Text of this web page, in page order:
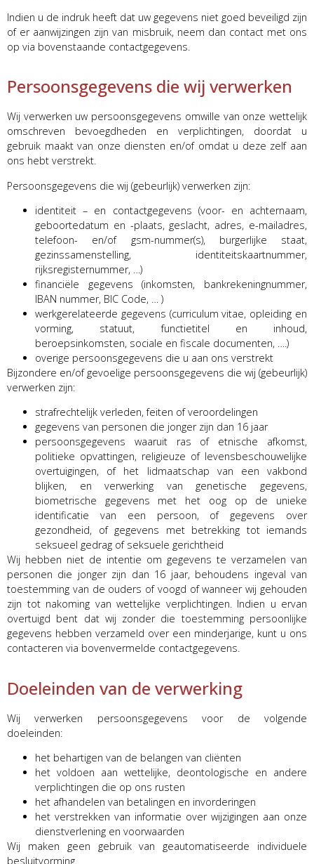
Indien u de indruk heeft dat uw gegevens niet goed beveiligd zijn
of er aanwijzingen zijn van misbruik, neem dan contact met ons
op via bovenstaande contactgegevens.
Persoonsgegevens die wij verwerken
Wij verwerken uw persoonsgegevens omwille van onze wettelijk
omschreven bevoegdheden en verplichtingen, doordat u
gebruik maakt van onze diensten en/of omdat u deze zelf aan
ons hebt verstrekt.
Persoonsgegevens die wij (gebeurlijk) verwerken zijn:
identiteit – en contactgegevens (voor- en achternaam,
geboortedatum en -plaats, geslacht, adres, e-mailadres,
telefoon- en/of gsm-nummer(s), burgerlijke staat,
gezinssamenstelling, identiteitskaartnummer,
rijksregisternummer, …)
financiële gegevens (inkomsten, bankrekeningnummer,
IBAN nummer, BIC Code, … )
werkgerelateerde gegevens (curriculum vitae, opleiding en
vorming, statuut, functietitel en inhoud,
beroepsinkomsten, sociale en fiscale documenten, ….)
overige persoonsgegevens die u aan ons verstrekt
Bijzondere en/of gevoelige persoonsgegevens die wij (gebeurlijk)
verwerken zijn:
strafrechtelijk verleden, feiten of veroordelingen
gegevens van personen die jonger zijn dan 16 jaar
persoonsgegevens waaruit ras of etnische afkomst,
politieke opvattingen, religieuze of levensbeschouwelijke
overtuigingen, of het lidmaatschap van een vakbond
blijken, en verwerking van genetische gegevens,
biometrische gegevens met het oog op de unieke
identificatie van een persoon, of gegevens over
gezondheid, of gegevens met betrekking tot iemands
seksueel gedrag of seksuele gerichtheid
Wij hebben niet de intentie om gegevens te verzamelen van
personen die jonger zijn dan 16 jaar, behoudens ingeval van
toestemming van de ouders of voogd of wanneer wij gehouden
zijn tot nakoming van wettelijke verplichtingen. Indien u ervan
overtuigd bent dat wij zonder die toestemming persoonlijke
gegevens hebben verzameld over een minderjarige, kunt u ons
contacteren via bovenvermelde contactgegevens.
Doeleinden van de verwerking
Wij verwerken persoonsgegevens voor de volgende
doeleinden:
het behartigen van de belangen van cliënten
het voldoen aan wettelijke, deontologische en andere
verplichtingen die op ons rusten
het afhandelen van betalingen en invorderingen
het verstrekken van informatie over wijzigingen aan onze
dienstverlening en voorwaarden
Wij maken geen gebruik van geautomatiseerde individuele
besluitvorming.